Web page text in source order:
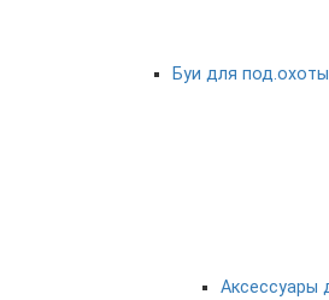
Буи для под.охоты
Аксессуары